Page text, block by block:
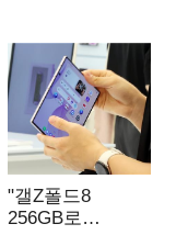
"갤Z폴드8
256GB로